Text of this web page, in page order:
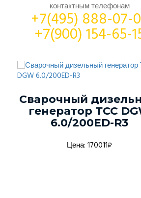
контактным телефонам
+7(495) 888-07-
+7(900) 154-65-
Сварочный
генератор ТСС
6.0/200ED-R3
Цена: 170011₽